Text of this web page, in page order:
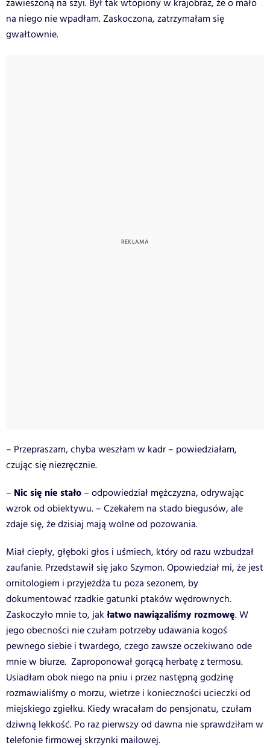
zawieszoną na szyi. Był tak wtopiony w krajobraz, że o mało
na niego nie wpadłam. Zaskoczona, zatrzymałam się
gwałtownie.
– Przepraszam, chyba weszłam w kadr – powiedziałam,
czując się niezręcznie.
– Nic się nie stało – odpowiedział mężczyzna, odrywając
wzrok od obiektywu. – Czekałem na stado biegusów, ale
zdaje się, że dzisiaj mają wolne od pozowania.
Miał ciepły, głęboki głos i uśmiech, który od razu wzbudzał
zaufanie. Przedstawił się jako Szymon. Opowiedział mi, że jest
ornitologiem i przyjeżdża tu poza sezonem, by
dokumentować rzadkie gatunki ptaków wędrownych.
Zaskoczyło mnie to, jak łatwo nawiązaliśmy rozmowę. W
jego obecności nie czułam potrzeby udawania kogoś
pewnego siebie i twardego, czego zawsze oczekiwano ode
mnie w biurze. Zaproponował gorącą herbatę z termosu.
Usiadłam obok niego na pniu i przez następną godzinę
rozmawialiśmy o morzu, wietrze i konieczności ucieczki od
miejskiego zgiełku. Kiedy wracałam do pensjonatu, czułam
dziwną lekkość. Po raz pierwszy od dawna nie sprawdziłam w
telefonie firmowej skrzynki mailowej.